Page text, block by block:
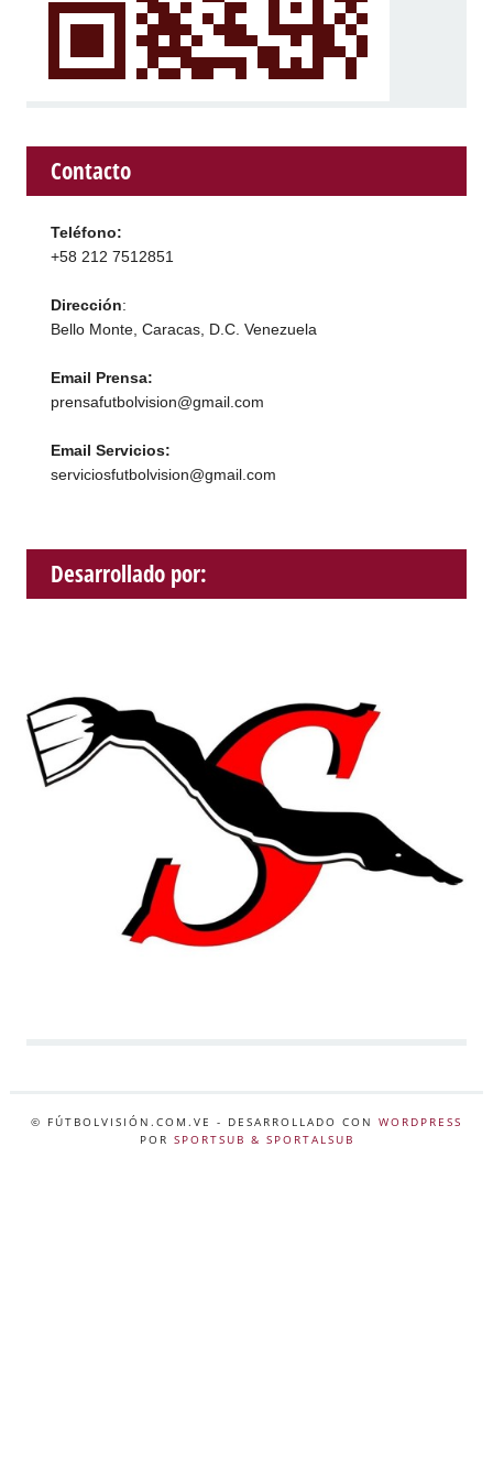
Contacto
Teléfono:
+58 212 7512851
Dirección:
Bello Monte, Caracas, D.C. Venezuela
Email Prensa:
prensafutbolvision@gmail.com
Email Servicios:
serviciosfutbolvision@gmail.com
Desarrollado por:
© FÚTBOLVISIÓN.COM.VE - DESARROLLADO CON WORDPRESS
POR SPORTSUB & SPORTALSUB